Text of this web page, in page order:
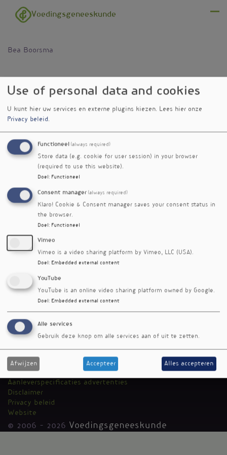
Overslaan en naar de inhoud gaan
Voedingsgeneeskunde
Bea Boorsma
RSS-feed
Kantoormenu
Voedingsgeneeskunde
Media Medica
Adverteren
Aanleverspecificaties advertenties
Disclaimer
Privacy beleid
Website
© 2006 - 2026 Voedingsgeneeskunde
Use of personal data and cookies
U kunt hier uw services en externe plugins kiezen. Lees hier onze
Privacy beleid.
Functioneel (always required)
Store data (e.g. cookie for user session) in your browser
(required to use this website).
Doel : Functioneel
Consent manager (always required)
Klaro! Cookie & Consent manager saves your consent status in
the browser.
Doel : Functioneel
Vimeo
Vimeo is a video sharing platform by Vimeo, LLC (USA).
Doel : Embedded external content
YouTube
YouTube is an online video sharing platform owned by Google.
Doel : Embedded external content
Alle services
Gebruik deze knop om alle services aan of uit te zetten.
Afwijzen Accepteer Alles accepteren